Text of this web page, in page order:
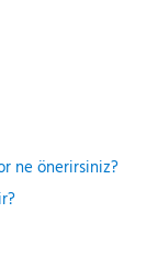
ne önerirsiniz?